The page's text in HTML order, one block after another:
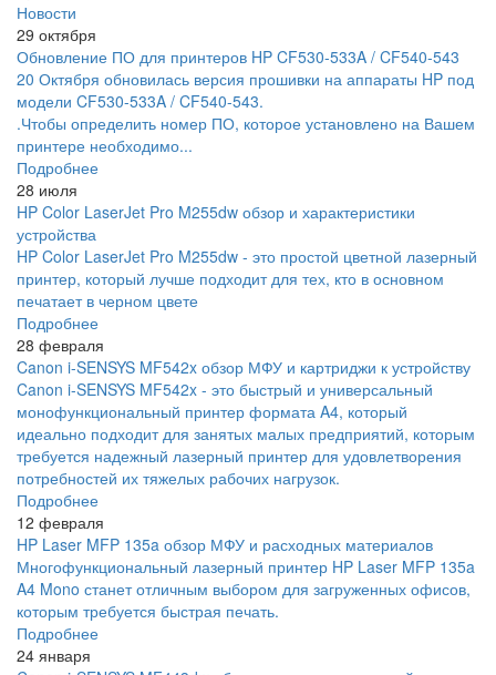
Новости
29 октября
Обновление ПО для принтеров HP CF530-533A / CF540-543
20 Октября обновилась версия прошивки на аппараты HP под
модели CF530-533A / CF540-543.
.Чтобы определить номер ПО, которое установлено на Вашем
принтере необходимо...
Подробнее
28 июля
HP Color LaserJet Pro M255dw обзор и характеристики
устройства
HP Color LaserJet Pro M255dw - это простой цветной лазерный
принтер, который лучше подходит для тех, кто в основном
печатает в черном цвете
Подробнее
28 февраля
Canon i-SENSYS MF542x обзор МФУ и картриджи к устройству
Canon i-SENSYS MF542x - это быстрый и универсальный
монофункциональный принтер формата A4, который
идеально подходит для занятых малых предприятий, которым
требуется надежный лазерный принтер для удовлетворения
потребностей их тяжелых рабочих нагрузок.
Подробнее
12 февраля
HP Laser MFP 135a обзор МФУ и расходных материалов
Многофункциональный лазерный принтер HP Laser MFP 135a
A4 Mono станет отличным выбором для загруженных офисов,
которым требуется быстрая печать.
Подробнее
24 января